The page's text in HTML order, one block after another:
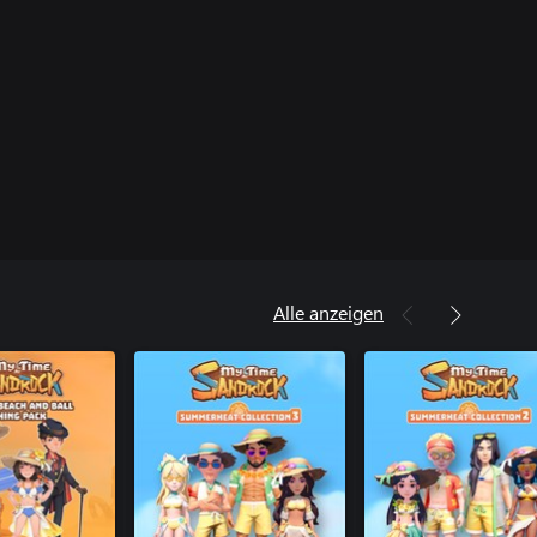
Alle anzeigen